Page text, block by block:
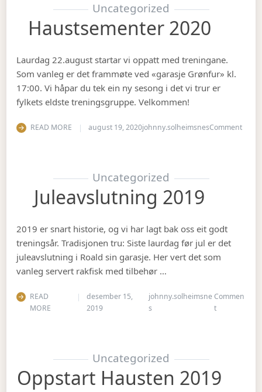
Uncategorized
Haustsementer 2020
Laurdag 22.august startar vi oppatt med treningane.
Som vanleg er det frammøte ved «garasje Grønfur» kl.
17:00. Vi håpar du tek ein ny sesong i det vi trur er
fylkets eldste treningsgruppe. Velkommen!
READ MORE august 19, 2020johnny.solheimsnesCommenton
Uncategorized
Juleavslutning 2019
2019 er snart historie, og vi har lagt bak oss eit godt
treningsår. Tradisjonen tru: Siste laurdag før jul er det
juleavslutning i Roald sin garasje. Her vert det som
vanleg servert rakfisk med tilbehør …
READ
MORE
desember 15,
2019
johnny.solheimsne
s
Commen
ton
Uncategorized
Oppstart Hausten 2019